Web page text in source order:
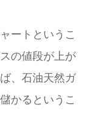
ートというこ
の値段が上が
、石油天然ガ
かるというこ